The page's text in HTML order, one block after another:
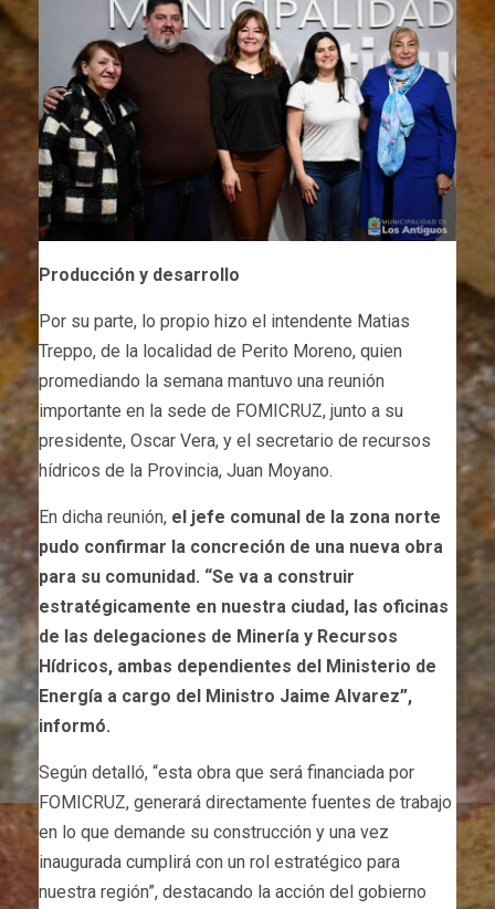
Producción y desarrollo
Por su parte, lo propio hizo el intendente Matias
Treppo, de la localidad de Perito Moreno, quien
promediando la semana mantuvo una reunión
importante en la sede de FOMICRUZ, junto a su
presidente, Oscar Vera, y el secretario de recursos
hídricos de la Provincia, Juan Moyano.
En dicha reunión, el jefe comunal de la zona norte
pudo confirmar la concreción de una nueva obra
para su comunidad. “Se va a construir
estratégicamente en nuestra ciudad, las oficinas
de las delegaciones de Minería y Recursos
Hídricos, ambas dependientes del Ministerio de
Energía a cargo del Ministro Jaime Alvarez”,
informó.
Según detalló, “esta obra que será financiada por
FOMICRUZ, generará directamente fuentes de trabajo
en lo que demande su construcción y una vez
inaugurada cumplirá con un rol estratégico para
nuestra región”, destacando la acción del gobierno